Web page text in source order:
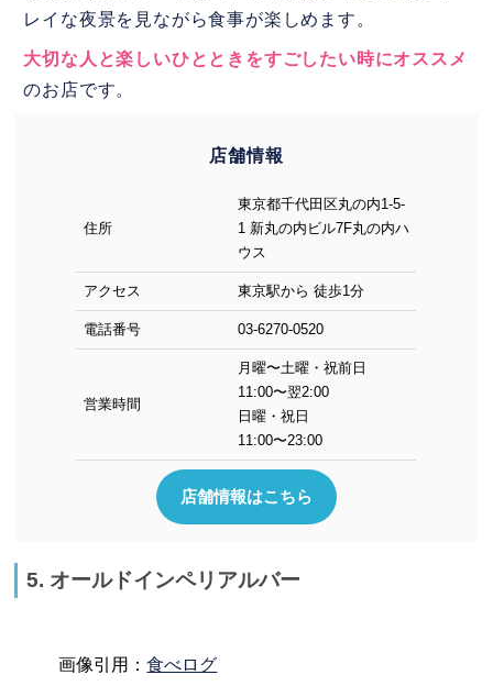
レイな夜景を見ながら食事が楽しめます。
大切な人と楽しいひとときをすごしたい時にオススメ
のお店です。
店舗情報
住所
東京都千代田区丸の内1-5-
1 新丸の内ビル7F丸の内ハ
ウス
アクセス 東京駅から 徒歩1分
電話番号 03-6270-0520
営業時間
月曜〜土曜・祝前日
11:00〜翌2:00
日曜・祝日
11:00〜23:00
店舗情報はこちら
5. オールドインペリアルバー
画像引用：食べログ